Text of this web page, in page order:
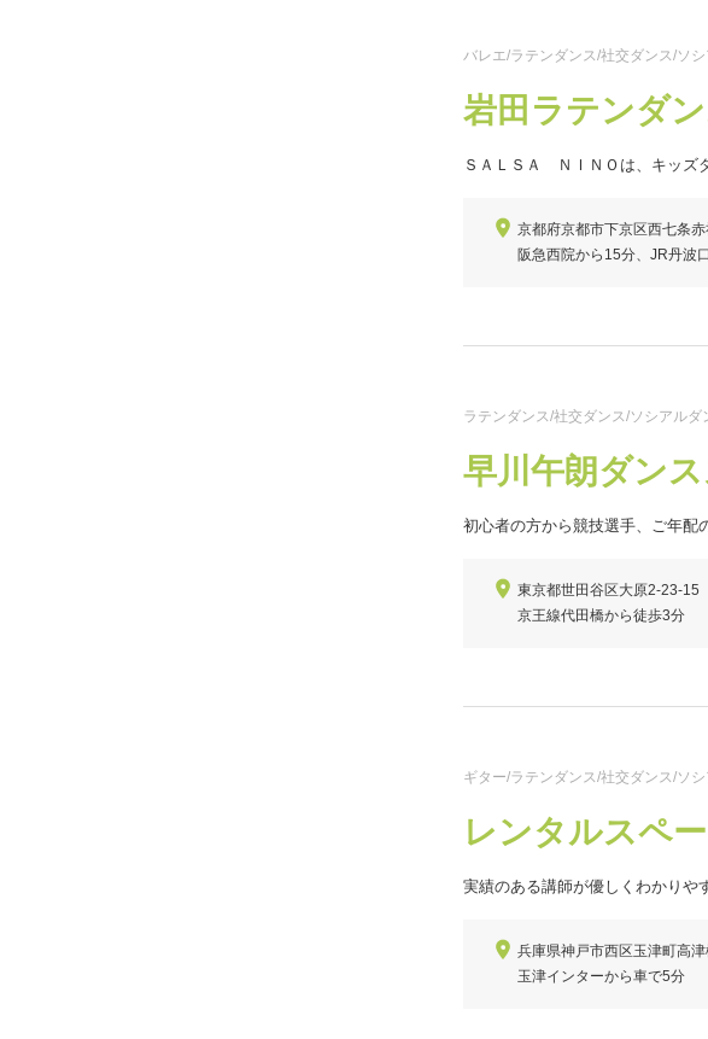
バレエ/ラテンダンス/社交ダンス/ソ
岩田ラテンダ
ＳＡＬＳＡ ＮＩＮＯは、キッズ
京都府京都市下京区西七条
阪急西院から15分、JR丹波
ラテンダンス/社交ダンス/ソシアルダ
早川午朗ダン
初心者の方から競技選手、ご年配
東京都世田谷区大原2-23-
京王線代田橋から徒歩3分
ギター/ラテンダンス/社交ダンス/ソ
レンタルスペ
実績のある講師が優しくわかりや
兵庫県神戸市西区玉津町高
玉津インターから車で5分